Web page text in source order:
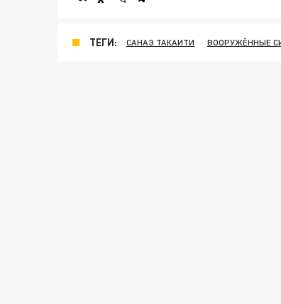
ТЕГИ: САНАЭ ТАКАИТИ ВООРУЖЁННЫЕ